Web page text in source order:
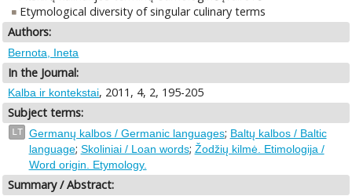
Etymological diversity of singular culinary terms
Authors:
Bernota, Ineta
In the Journal:
Kalba ir kontekstai, 2011, 4, 2, 195-205
Subject terms:
LT Germanų kalbos / Germanic languages; Baltų kalbos / Baltic
language; Skoliniai / Loan words; Žodžių kilmė. Etimologija /
Word origin. Etymology.
Summary / Abstract: